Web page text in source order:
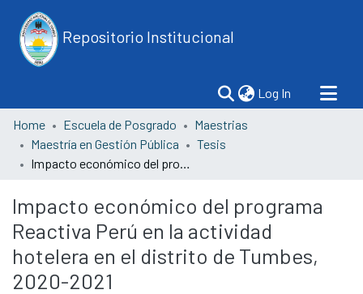
Repositorio Institucional
Log In (current)
Home Escuela de Posgrado
Maestrias
Maestría en Gestión Pública
Tesis
Impacto económico del programa Reactiva Perú en la actividad hotelera en el distrito de Tumbes, 2020-2021
Impacto económico del programa
Reactiva Perú en la actividad
hotelera en el distrito de Tumbes,
2020-2021